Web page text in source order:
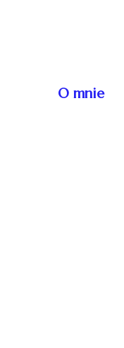
O mnie